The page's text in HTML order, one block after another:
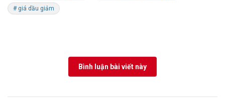
# giá dầu giảm
Bình luận bài viết này